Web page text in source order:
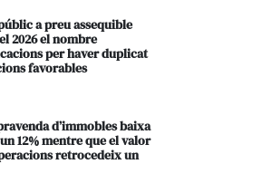
a preu assequible
2026 el nombre
per haver duplicat
favorables
d’immobles baixa
12% mentre que el valor
retrocedeix un